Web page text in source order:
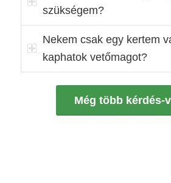
szükségem?
Nekem csak egy kertem
kaphatok vetőmagot?
Még több kérdés-